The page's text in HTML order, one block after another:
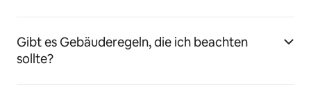
Gibt es Gebäuderegeln, die ich beachten
sollte?